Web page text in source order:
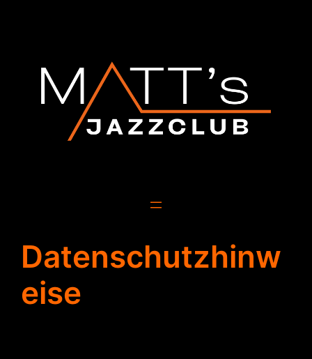
Datenschutzhinw
eise